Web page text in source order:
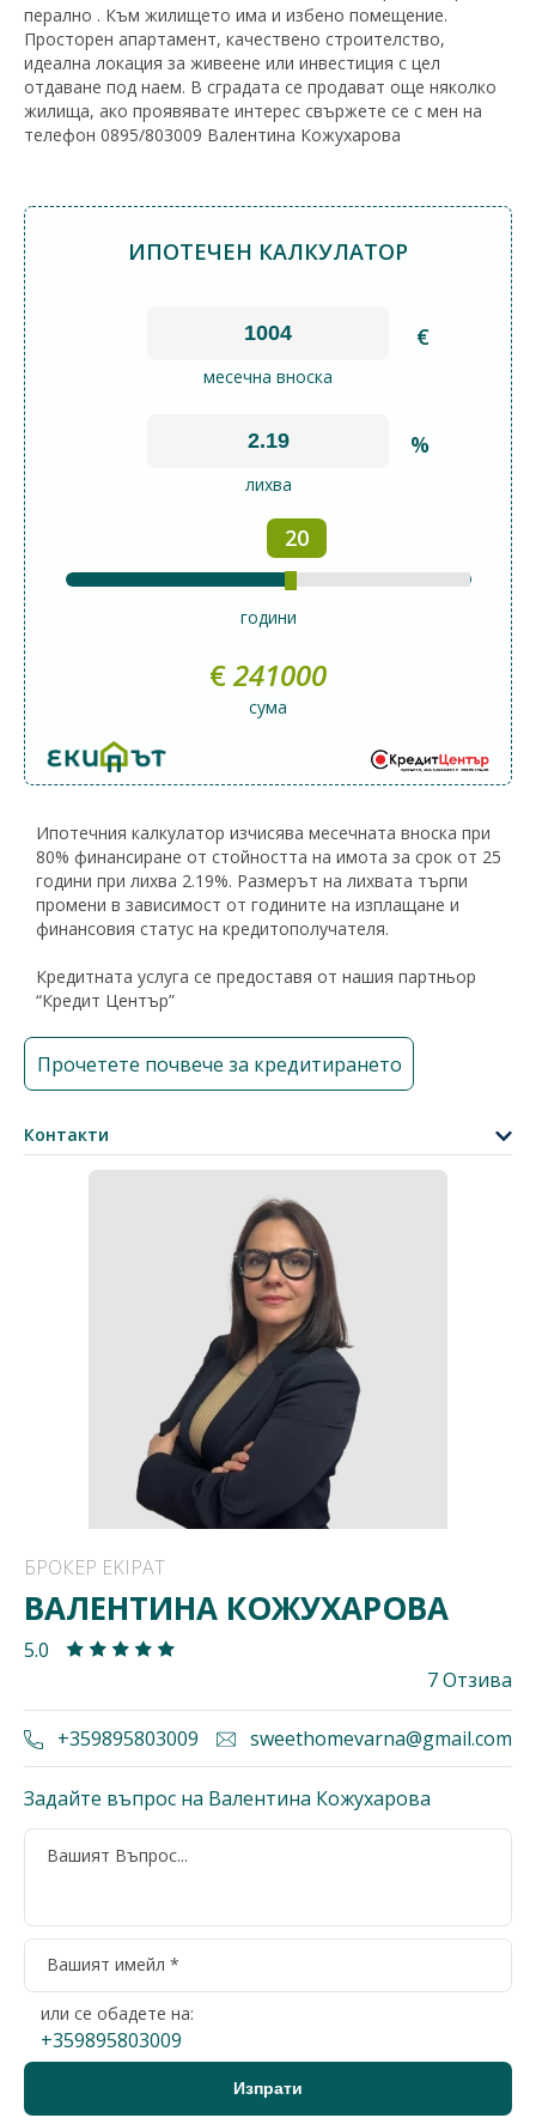
перално . Към жилището има и избено помещение.
Просторен апартамент, качествено строителство,
идеална локация за живеене или инвестиция с цел
отдаване под наем. В сградата се продават още няколко
жилища, ако проявявате интерес свържете се с мен на
телефон 0895/803009 Валентина Кожухарова
ИПОТЕЧЕН КАЛКУЛАТОР
€
месечна вноска
%
лихва
20
години
€241000
сума
Ипотечния калкулатор изчисява месечната вноска при
80% финансиране от стойността на имота за срок от 25
години при лихва 2.19%. Размерът на лихвата търпи
промени в зависимост от годините на изплащане и
финансовия статус на кредитополучателя.
Кредитната услуга се предоставя от нашия партньор
“Кредит Център”
Прочетете почвече за кредитирането
Контакти
БРОКЕР EKIPAT
ВАЛЕНТИНА КОЖУХАРОВА
5.0
7 Отзива
+359895803009 sweethomevarna@gmail.com
Задайте въпрос на Валентина Кожухарова
или се обадете на:
+359895803009